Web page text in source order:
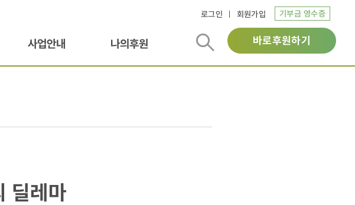
로그인 회원가입 기부금 영수증
사업안내 나의후원 바로후원하기
딜레마